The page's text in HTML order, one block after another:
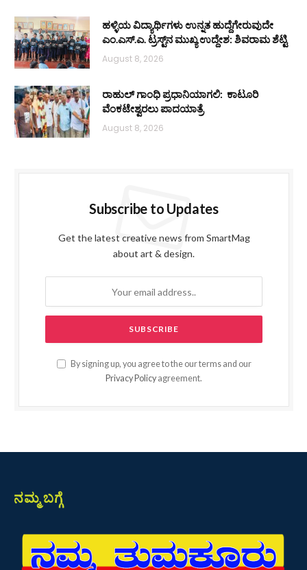
ಹಳ್ಳಿಯ ವಿದ್ಯಾರ್ಥಿಗಳು ಉನ್ನತ ಹುದ್ದೆಗೇರುವುದೇ
ಎಂ.ಎಸ್.ಎ. ಟ್ರಸ್ಟ್‌ನ ಮುಖ್ಯ ಉದ್ದೇಶ: ಶಿವರಾಮ ಶೆಟ್ಟಿ
August 8, 2026
ರಾಹುಲ್ ಗಾಂಧಿ ಪ್ರಧಾನಿಯಾಗಲಿ: ಕಾಟೂರಿ
ವೆಂಕಟೇಶ್ವರಲು ಪಾದಯಾತ್ರೆ
August 8, 2026
Subscribe to Updates
Get the latest creative news from SmartMag
about art & design.
By signing up, you agree to the our terms and our
Privacy Policy agreement.
ನಮ್ಮ ಬಗ್ಗೆ